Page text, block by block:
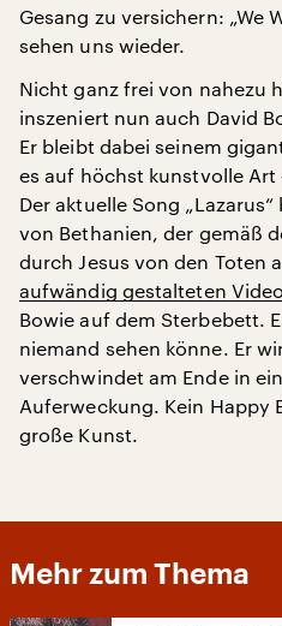
Gesang zu versichern: „We
sehen uns wieder.
Nicht ganz frei von nahezu
inszeniert nun auch David
Er bleibt dabei seinem
es auf höchst kunstvolle
Der aktuelle Song
von Bethanien, der gemäß
durch Jesus von den Toten
aufwändig gestalteten
Bowie auf dem Sterbebett.
niemand sehen könne. Er
verschwindet am Ende in
Auferweckung. Kein Happy
große Kunst.
Mehr zum Thema